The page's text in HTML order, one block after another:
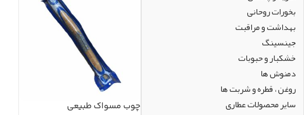
بخورات روحانی
بهداشت و مراقبت
جینسینگ
خشکبار و حبوبات
دمنوش ها
روغن ، قطره و شربت ها
سایر محصولات عطاری
چوب مسواک طبیعی